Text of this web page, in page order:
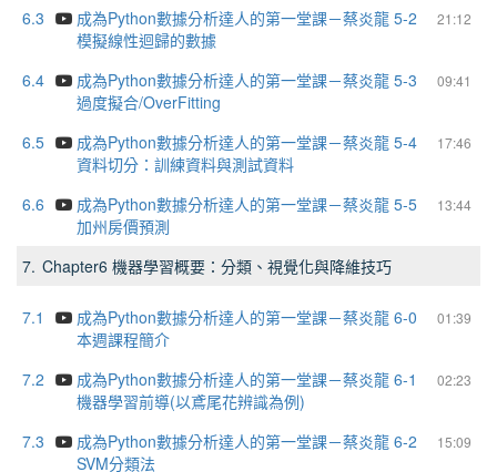
6.3
21:12
成為Python數據分析達人的第一堂課－蔡炎龍 5-2
模擬線性迴歸的數據
6.4
09:41
成為Python數據分析達人的第一堂課－蔡炎龍 5-3
過度擬合/OverFitting
6.5
17:46
成為Python數據分析達人的第一堂課－蔡炎龍 5-4
資料切分：訓練資料與測試資料
6.6
13:44
成為Python數據分析達人的第一堂課－蔡炎龍 5-5
加州房價預測
7. Chapter6 機器學習概要：分類、視覺化與降維技巧
7.1 01:39
成為Python數據分析達人的第一堂課－蔡炎龍 6-0
本週課程簡介
7.2
02:23
成為Python數據分析達人的第一堂課－蔡炎龍 6-1
機器學習前導(以鳶尾花辨識為例)
7.3
15:09
成為Python數據分析達人的第一堂課－蔡炎龍 6-2
SVM分類法